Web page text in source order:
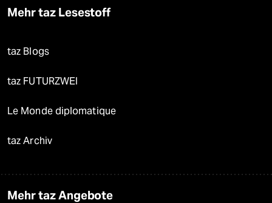
Mehr taz Lesestoff
taz Blogs
taz FUTURZWEI
Le Monde diplomatique
taz Archiv
Mehr taz Angebote